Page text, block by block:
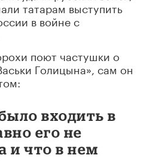
татарам выступить
в войне с
поют частушки о
Голицына», сам он
входить в
его не
и что в нем